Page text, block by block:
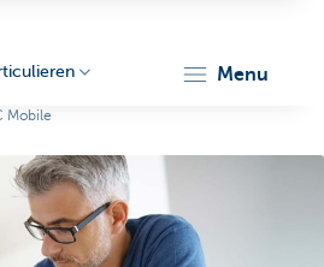
menu
Mobile